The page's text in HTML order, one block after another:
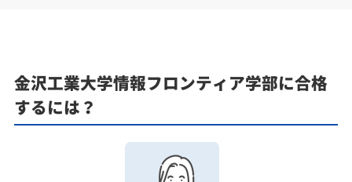
金沢工業大学情報フロンティア学部に合格
するには？